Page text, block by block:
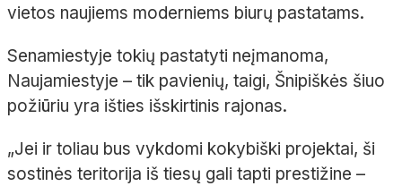
vietos naujiems moderniems biurų pastatams.
Senamiestyje tokių pastatyti neįmanoma,
Naujamiestyje – tik pavienių, taigi, Šnipiškės šiuo
požiūriu yra išties išskirtinis rajonas.
„Jei ir toliau bus vykdomi kokybiški projektai, ši
sostinės teritorija iš tiesų gali tapti prestižine –